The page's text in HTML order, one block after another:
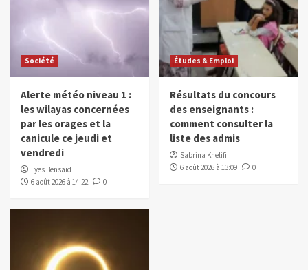
Société
Alerte météo niveau 1 :
les wilayas concernées
par les orages et la
canicule ce jeudi et
vendredi
Lyes Bensaïd
6 août 2026 à 14:22
0
Études & Emploi
Résultats du concours
des enseignants :
comment consulter la
liste des admis
Sabrina Khelifi
6 août 2026 à 13:09
0